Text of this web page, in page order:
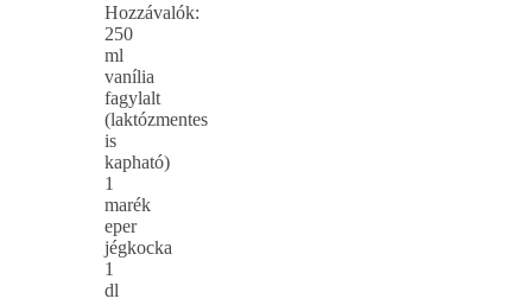
Hozzávalók:
250
ml
vanília
fagylalt
(laktózmentes
is
kapható)
1
marék
eper
jégkocka
1
dl